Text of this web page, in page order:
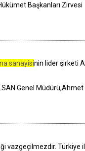
Başkanları Zirvesi
sanayisinin lider şirketi
Genel Müdürü,Ahmet
vazgeçilmezdir. Türkiye